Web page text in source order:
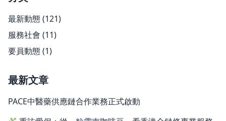
最新動態(121)
服務社會 (11)
要員動態(1)
最新文章
PACE中醫藥供應鏈合作業務正式啟動